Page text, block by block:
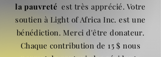
la pauvreté est très apprécié. Votre
soutien à Light of Africa Inc. est une
bénédiction. Merci d'être donateur.
Chaque contribution de 15 $ nous